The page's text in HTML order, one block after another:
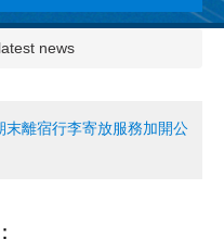
news
末離宿行李寄放服務加開公